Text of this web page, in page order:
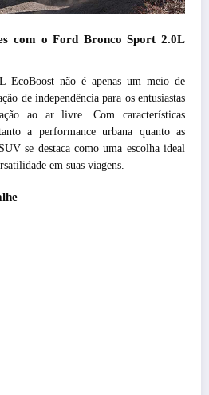
com o Ford Bronco Sport 2.0L
EcoBoost não é apenas um meio de
de independência para os entusiastas
ao ar livre. Com características
a performance urbana quanto as
se destaca como uma escolha ideal
em suas viagens.